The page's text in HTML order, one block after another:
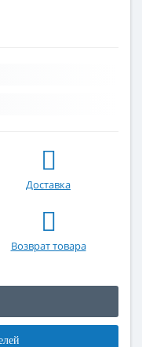
Доставка
Возврат товара